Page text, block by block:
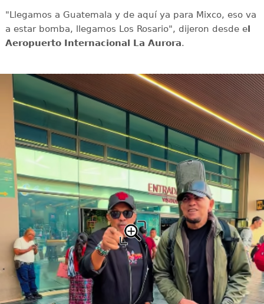
"Llegamos a Guatemala y de aquí ya para Mixco, eso va
a estar bomba, llegamos Los Rosario", dijeron desde el
Aeropuerto Internacional La Aurora.